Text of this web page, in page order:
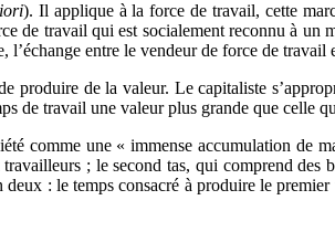
). Il applique à la force de travail, cette
de travail qui est socialement reconnu à
entre le vendeur de force de travail
produire de la valeur. Le capitaliste
de travail une valeur plus grande que celle
comme une « immense accumulation de
; le second tas, qui comprend
: le temps consacré à produire le